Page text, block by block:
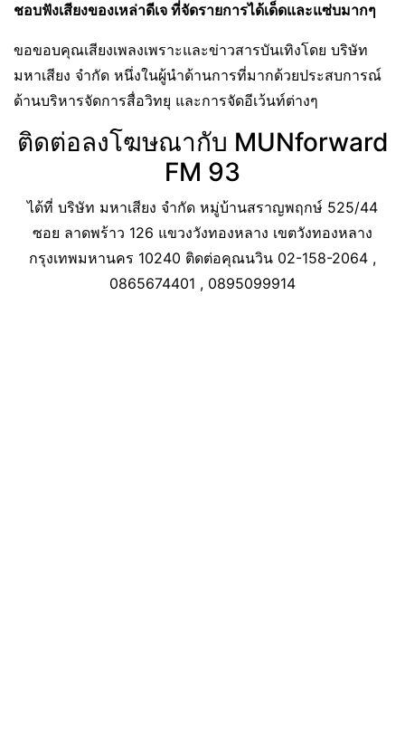
ชอบฟังเสียงของเหล่าดีเจ ที่จัดรายการได้เด็ดและแซ่บมากๆ
ขอขอบคุณเสียงเพลงเพราะและข่าวสารบันเทิงโดย บริษัท
มหาเสียง จำกัด หนึ่งในผู้นำด้านการที่มากด้วยประสบการณ์
ด้านบริหารจัดการสื่อวิทยุ และการจัดอีเว้นท์ต่างๆ
ติดต่อลงโฆษณากับ MUNforward
FM 93
ได้ที่ บริษัท มหาเสียง จำกัด หมู่บ้านสราญพฤกษ์ 525/44
ซอย ลาดพร้าว 126 แขวงวังทองหลาง เขตวังทองหลาง
กรุงเทพมหานคร 10240 ติดต่อคุณนวิน 02-158-2064 ,
0865674401 , 0895099914